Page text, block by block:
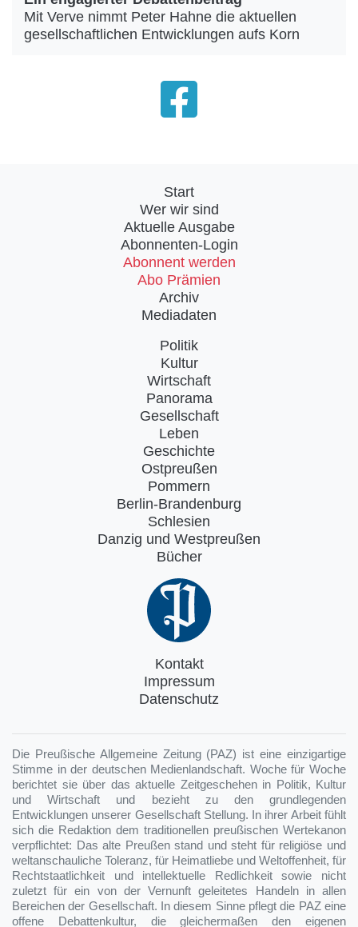
Mit Verve nimmt Peter Hahne die aktuellen
gesellschaftlichen Entwicklungen aufs Korn
Start
Wer wir sind
Aktuelle Ausgabe
Abonnenten-Login
Abonnent werden
Abo Prämien
Archiv
Mediadaten
Politik
Kultur
Wirtschaft
Panorama
Gesellschaft
Leben
Geschichte
Ostpreußen
Pommern
Berlin-Brandenburg
Schlesien
Danzig und Westpreußen
Bücher
Kontakt
Impressum
Datenschutz
Die Preußische Allgemeine Zeitung (PAZ) ist eine einzigartige
Stimme in der deutschen Medienlandschaft. Woche für Woche
berichtet sie über das aktuelle Zeitgeschehen in Politik, Kultur
und Wirtschaft und bezieht zu den grundlegenden
Entwicklungen unserer Gesellschaft Stellung. In ihrer Arbeit fühlt
sich die Redaktion dem traditionellen preußischen Wertekanon
verpflichtet: Das alte Preußen stand und steht für religiöse und
weltanschauliche Toleranz, für Heimatliebe und Weltoffenheit, für
Rechtstaatlichkeit und intellektuelle Redlichkeit sowie nicht
zuletzt für ein von der Vernunft geleitetes Handeln in allen
Bereichen der Gesellschaft. In diesem Sinne pflegt die PAZ eine
offene Debattenkultur, die gleichermaßen den eigenen